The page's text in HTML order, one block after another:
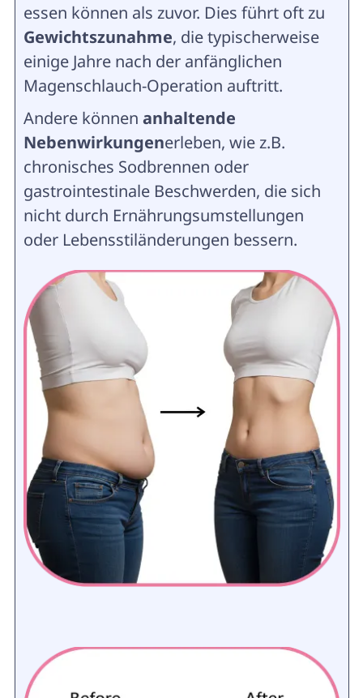
essen können als zuvor. Dies führt oft zu
Gewichtszunahme, die typischerweise
einige Jahre nach der anfänglichen
Magenschlauch-Operation auftritt.
Andere können anhaltende
Nebenwirkungenerleben, wie z.B.
chronisches Sodbrennen oder
gastrointestinale Beschwerden, die sich
nicht durch Ernährungsumstellungen
oder Lebensstiländerungen bessern.